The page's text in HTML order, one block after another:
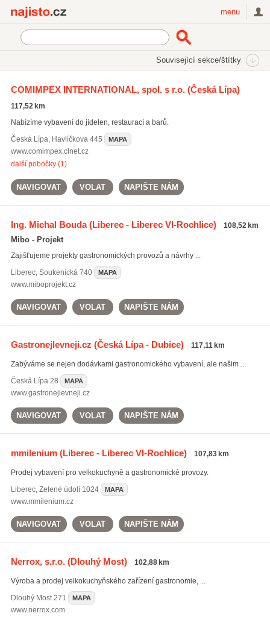
menu
Související sekce/štítky
Firemní stravování
Vybavení pro gastronomii
COMIMPEX INTERNATIONAL, spol. s r.o.(Česká Lípa)
117,52 km
Nabízíme vybavení do jídelen, restaurací a barů.
Česká Lípa, Havlíčkova 445 MAPA
www.comimpex.clnet.cz
další pobočky (1)
NAVIGOVAT VOLAT NAPIŠTE NÁM
Ing. Michal Bouda(Liberec - Liberec VI-Rochlice) 108,52 km
Mibo - Projekt
Zajišťujeme projekty gastronomických provozů a návrhy ...
Liberec, Soukenická 740 MAPA
www.miboprojekt.cz
NAVIGOVAT VOLAT NAPIŠTE NÁM
Gastronejlevneji.cz (Česká Lípa - Dubice) 117,11 km
Zabýváme se nejen dodávkami gastronomického vybavení, ale našim ...
Česká Lípa28 MAPA
www.gastronejlevneji.cz
NAVIGOVAT VOLAT NAPIŠTE NÁM
mmilenium(Liberec - Liberec VI-Rochlice) 107,83 km
Prodej vybavení pro velkokuchyně a gastronomické provozy.
Liberec, Zelené údolí 1024 MAPA
www.mmilenium.cz
NAVIGOVAT VOLAT NAPIŠTE NÁM
Nerrox, s.r.o.(Dlouhý Most) 102,88 km
Výroba a prodej velkokuchyňského zařízení gastronomie, ...
Dlouhý Most271 MAPA
www.nerrox.com